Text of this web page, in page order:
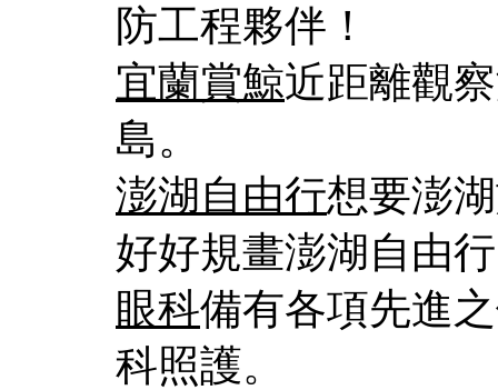
防工程夥伴！
宜蘭賞鯨近距離觀
島。
澎湖自由行想要澎
好好規畫澎湖自由
眼科備有各項先進
科照護。